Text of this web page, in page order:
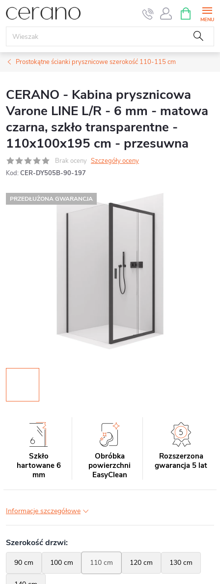
Przejść
do
treści
KOSZYK
Prostokątne ścianki prysznicowe szerokość 110-115 cm
CERANO - Kabina prysznicowa
Varone LINE L/R - 6 mm - matowa
czarna, szkło transparentne -
110x100x195 cm - przesuwna
Brak oceny Szczegóły oceny
Kod: CER-DY505B-90-197
PRZEDŁUŻONA GWARANCJA
Szkło
hartowane 6
mm
Obróbka
powierzchni
EasyClean
Rozszerzona
gwarancja 5 lat
Informacje szczegółowe